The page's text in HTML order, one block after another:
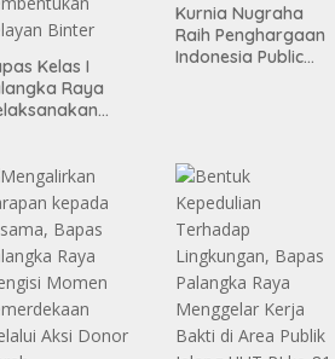
Kelas I
Raya
Binter
Kurnia Nugraha
Raih Penghargaan
Indonesia Public